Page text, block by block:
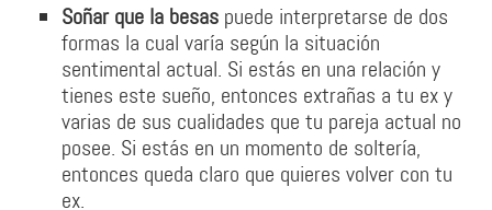
Soñar que la besas puede interpretarse de dos
formas la cual varía según la situación
sentimental actual. Si estás en una relación y
tienes este sueño, entonces extrañas a tu ex y
varias de sus cualidades que tu pareja actual no
posee. Si estás en un momento de soltería,
entonces queda claro que quieres volver con tu
ex.